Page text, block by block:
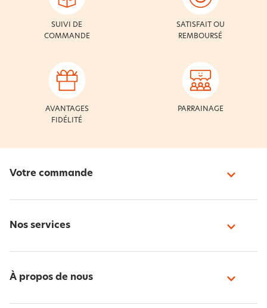
SUIVI DE
COMMANDE
SATISFAIT OU
REMBOURSÉ
AVANTAGES
FIDÉLITÉ
PARRAINAGE
Votre commande
Nos services
À propos de nous